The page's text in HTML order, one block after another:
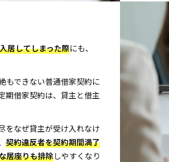
居してしまった際にも、
もできない普通借家契約に
期借家契約は、貸主と借主
をなぜ貸主が受け入れなけ
契約違反者を契約期間満了
居座りも排除しやすくなり